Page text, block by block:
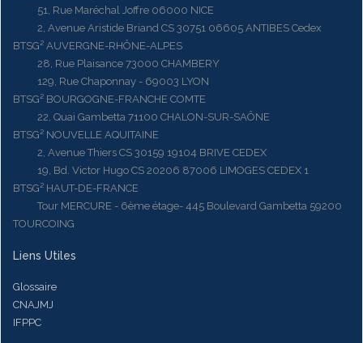
51, Rue Maréchal Joffre 06000 NICE
2, Avenue Aristide Briand CS 30751 06605 ANTIBES Cedex
BTSG² AUVERGNE-RHÔNE-ALPES
28, Rue Plaisance 73000 CHAMBERY
129, Rue Chaponnay - 69003 LYON
BTSG² BOURGOGNE-FRANCHE COMTE
22, Quai Gambetta 71100 CHALON-SUR-SAÔNE
BTSG² NOUVELLE AQUITAINE
2, Avenue Thiers CS 30159 19104 BRIVE CEDEX
19, Bd. Victor Hugo CS 20206 87006 LIMOGES CEDEX 1
BTSG² HAUT-DE-FRANCE
Tour MERCURE - 6ème étage- 445 Boulevard Gambetta 59200
TOURCOING
Liens Utiles
Glossaire
CNAJMJ
IFPPC